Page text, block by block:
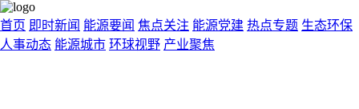
首页 即时新闻 能源要闻 焦点关注 能源党建 热点专题 生态环保
人事动态 能源城市 环球视野 产业聚焦